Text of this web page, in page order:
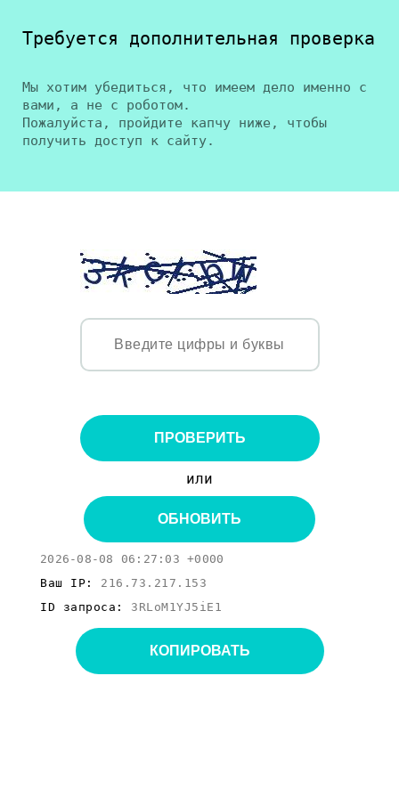
Требуется дополнительная проверка
Мы хотим убедиться, что имеем дело именно с
вами, а не с роботом.
Пожалуйста, пройдите капчу ниже, чтобы
получить доступ к сайту.
ПРОВЕРИТЬ
или
ОБНОВИТЬ
2026-08-08 06:27:03 +0000
Ваш IP: 216.73.217.153
ID запроса: 3RLoM1YJ5iE1
КОПИРОВАТЬ